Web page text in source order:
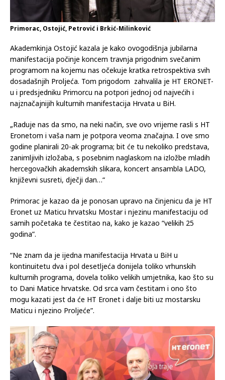
Primorac, Ostojić, Petrović i Brkić-Milinković
Akademkinja Ostojić kazala je kako ovogodišnja jubilarna
manifestacija počinje koncem travnja prigodnim svečanim
programom na kojemu nas očekuje kratka retrospektiva svih
dosadašnjih Proljeća. Tom prigodom zahvalila je HT ERONET-
u i predsjedniku Primorcu na potpori jednoj od najvećih i
najznačajnijih kulturnih manifestacija Hrvata u BiH.
„Raduje nas da smo, na neki način, sve ovo vrijeme rasli s HT
Eronetom i vaša nam je potpora veoma značajna. I ove smo
godine planirali 20-ak programa; bit će tu nekoliko predstava,
zanimljivih izložaba, s posebnim naglaskom na izložbe mladih
hercegovačkih akademskih slikara, koncert ansambla LADO,
književni susreti, dječji dan…“
Primorac je kazao da je ponosan upravo na činjenicu da je HT
Eronet uz Maticu hrvatsku Mostar i njezinu manifestaciju od
samih početaka te čestitao na, kako je kazao “velikih 25
godina”.
“Ne znam da je ijedna manifestacija Hrvata u BiH u
kontinuitetu dva i pol desetljeća donijela toliko vrhunskih
kulturnih programa, dovela toliko velikih umjetnika, kao što su
to Dani Matice hrvatske. Od srca vam čestitam i ono što
mogu kazati jest da će HT Eronet i dalje biti uz mostarsku
Maticu i njezino Proljeće”.